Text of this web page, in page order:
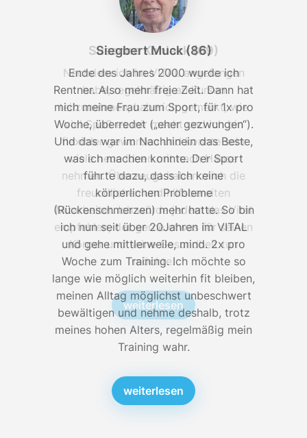
Siegbert Muck (86)
Ende des Jahres 2000 wurde ich
Rentner. Also mehr freie Zeit. Dann hat
mich meine Frau zum Sport, für 1x pro
Woche, überredet („eher gezwungen“).
Und das war im Nachhinein das Beste,
was ich machen konnte. Der Sport
führte dazu, dass ich keine
körperlichen Probleme
(Rückenschmerzen) mehr hatte. So bin
ich nun seit über 20Jahren im VITAL
und gehe mittlerweile, mind. 2x pro
Woche zum Training. Ich möchte so
lange wie möglich weiterhin fit bleiben,
meinen Alltag möglichst unbeschwert
bewältigen und nehme deshalb, trotz
meines hohen Alters, regelmäßig mein
Training wahr.
weiterlesen
Susanne Kohlack (69)
Nachdem ich im VITAL angefangen
habe, regelmäßig an Kursen
teilzunehmen, habe ich gemerkt, wie
viel Spaß es mir macht und ich bin
flexibler geworden und konnte sehr
viele neue Ideen mit nach Hause
nehmen. Überzeugt haben mich die
freundlichen und hilfsbereiten
Mitarbeiter. Ich würde jedem das Vital
empfehlen, der gerne etwas für seinen
Körper und seine Gesundheit tun
möchte.
weiterlesen